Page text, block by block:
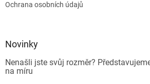
Ochrana osobních údajů
Novinky
Nenašli jste svůj rozměr?
na míru